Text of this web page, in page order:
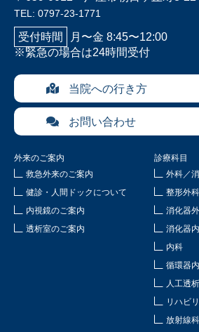
当院への行き方
お問い合わせ
TEL: 0797-23-1771
受付時間
月〜金 8:45〜12:00
※緊急の場合は24時間受付
外来のご案内
救急外来のご案内
健診・人間ドックについて
内視鏡のご案内
透析室のご案内
診療科目
外科／
整形外
消化器
消化器
内科
循環器
人工透
リハビ
放射線科